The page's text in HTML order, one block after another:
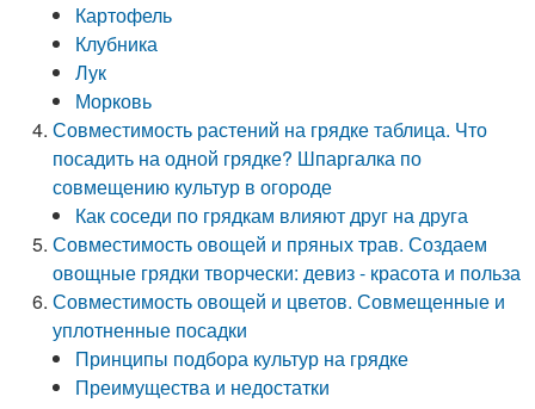
Картофель
Клубника
Лук
Морковь
Совместимость растений на грядке таблица. Что
посадить на одной грядке? Шпаргалка по
совмещению культур в огороде
Как соседи по грядкам влияют друг на друга
Совместимость овощей и пряных трав. Создаем
овощные грядки творчески: девиз - красота и польза
Совместимость овощей и цветов. Совмещенные и
уплотненные посадки
Принципы подбора культур на грядке
Преимущества и недостатки